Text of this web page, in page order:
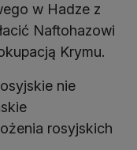
w Hadze z
Naftohazowi
Krymu.
nie
rosyjskich